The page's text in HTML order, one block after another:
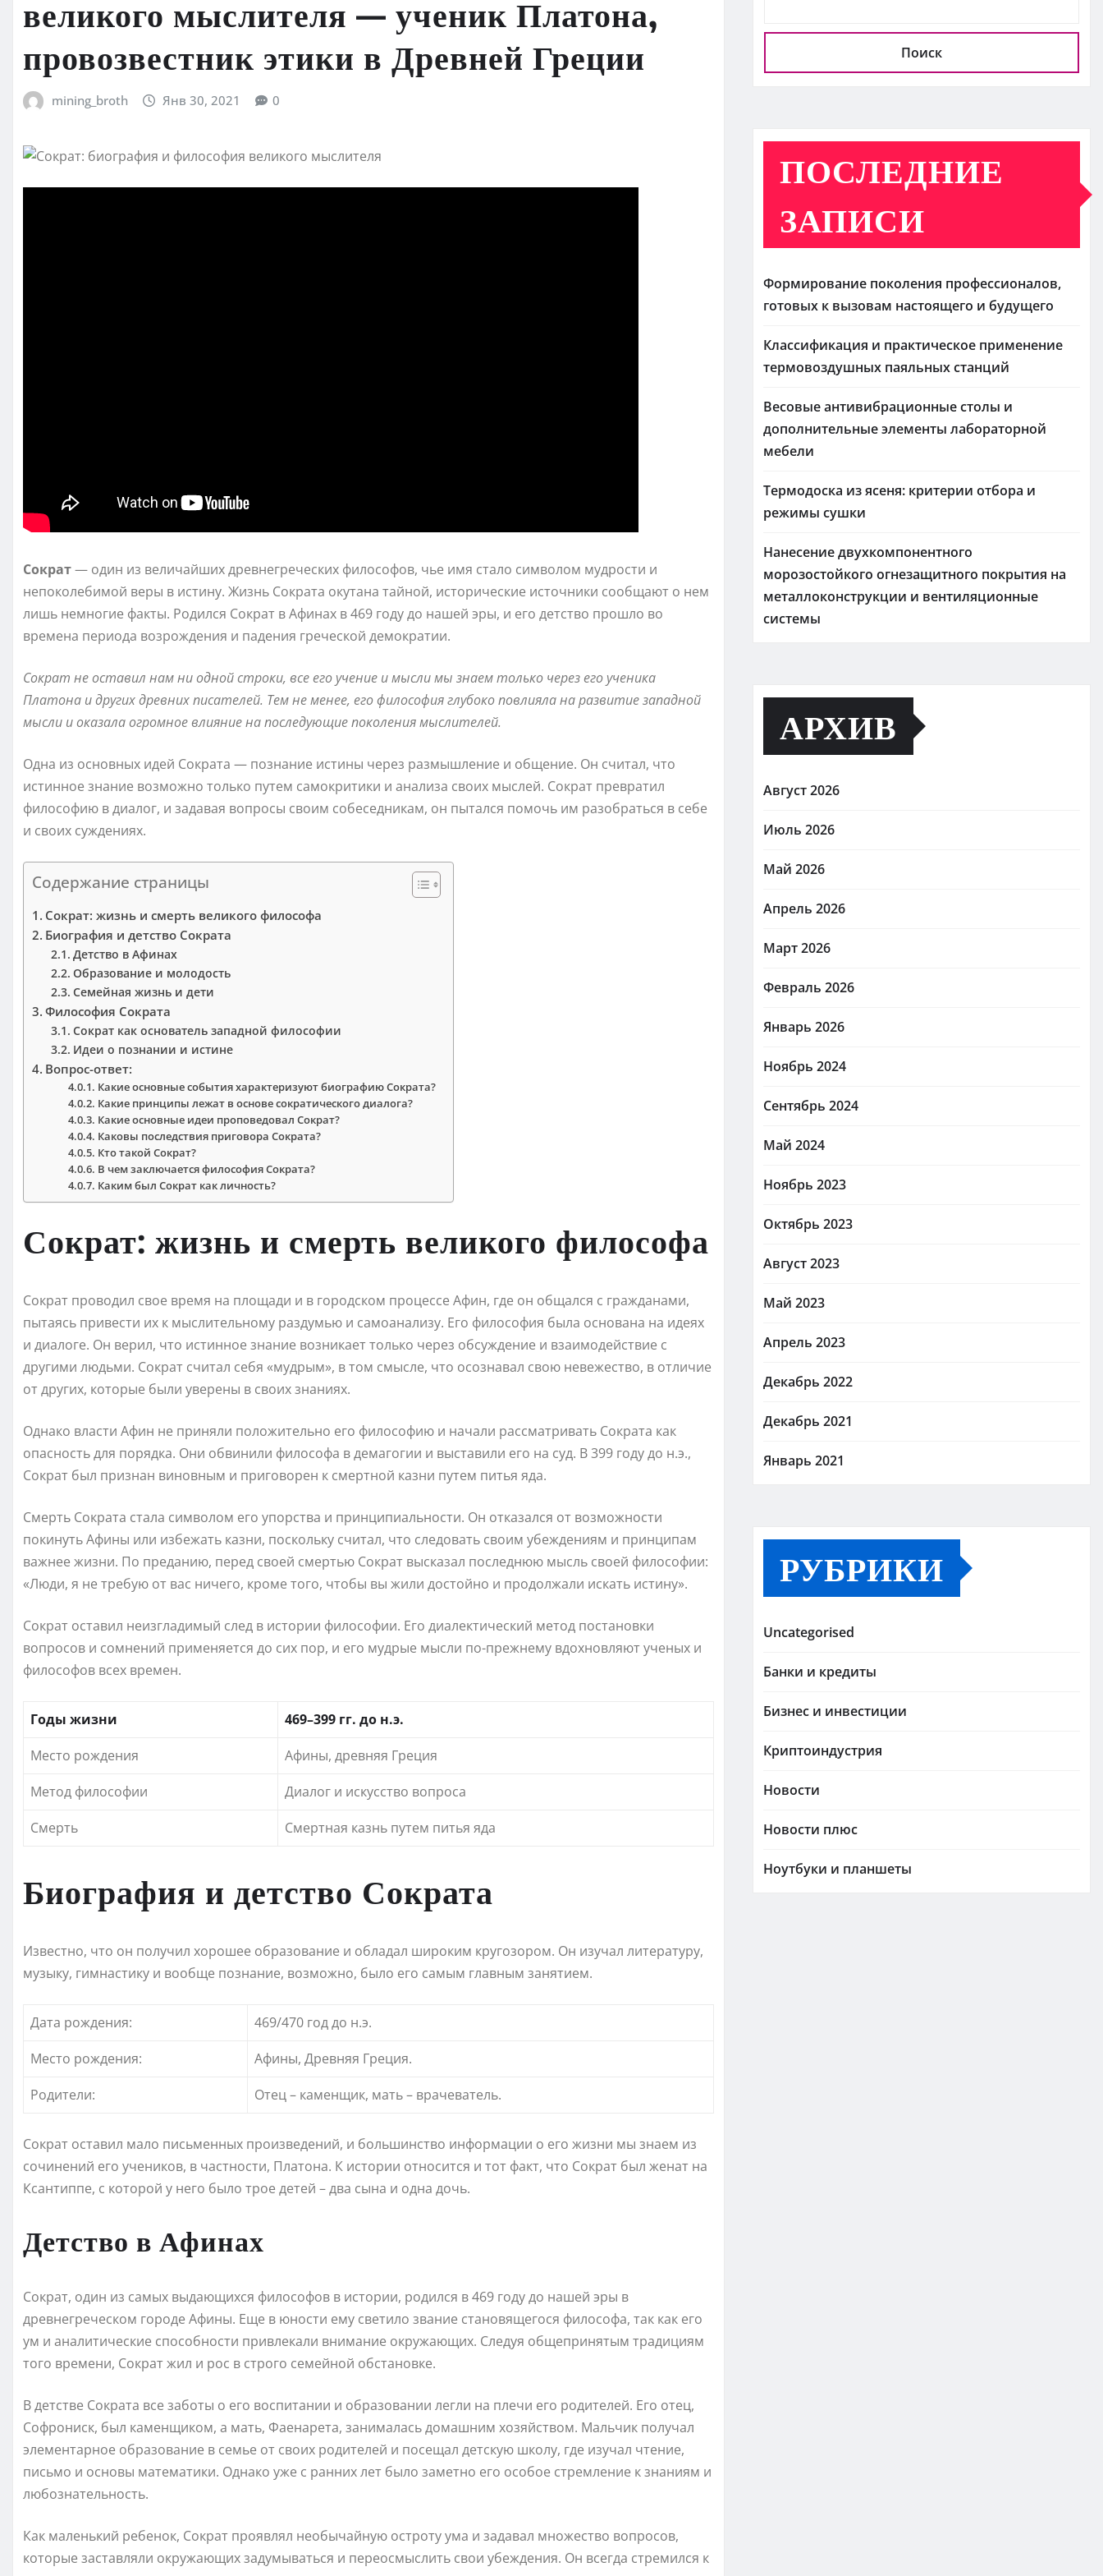
великого мыслителя — ученик Платона,
провозвестник этики в Древней Греции
mining_broth Янв 30, 2021 0
Сократ— один из величайших древнегреческих философов, чье имя стало символом мудрости и
непоколебимой веры в истину. Жизнь Сократа окутана тайной, исторические источники сообщают о нем
лишь немногие факты. Родился Сократ в Афинах в 469 году до нашей эры, и его детство прошло во
времена периода возрождения и падения греческой демократии.
Сократ не оставил нам ни одной строки, все его учение и мысли мы знаем только через его ученика
Платона и других древних писателей. Тем не менее, его философия глубоко повлияла на развитие западной
мысли и оказала огромное влияние на последующие поколения мыслителей.
Одна из основных идей Сократа — познание истины через размышление и общение. Он считал, что
истинное знание возможно только путем самокритики и анализа своих мыслей. Сократ превратил
философию в диалог, и задавая вопросы своим собеседникам, он пытался помочь им разобраться в себе
и своих суждениях.
Содержание страницы
Сократ: жизнь и смерть великого философа
Биография и детство Сократа
Детство в Афинах
Образование и молодость
Семейная жизнь и дети
Философия Сократа
Сократ как основатель западной философии
Идеи о познании и истине
Вопрос-ответ:
Какие основные события характеризуют биографию Сократа?
Какие принципы лежат в основе сократического диалога?
Какие основные идеи проповедовал Сократ?
Каковы последствия приговора Сократа?
Кто такой Сократ?
В чем заключается философия Сократа?
Каким был Сократ как личность?
Сократ: жизнь и смерть великого философа
Сократ проводил свое время на площади и в городском процессе Афин, где он общался с гражданами,
пытаясь привести их к мыслительному раздумью и самоанализу. Его философия была основана на идеях
и диалоге. Он верил, что истинное знание возникает только через обсуждение и взаимодействие с
другими людьми. Сократ считал себя «мудрым», в том смысле, что осознавал свою невежество, в отличие
от других, которые были уверены в своих знаниях.
Однако власти Афин не приняли положительно его философию и начали рассматривать Сократа как
опасность для порядка. Они обвинили философа в демагогии и выставили его на суд. В 399 году до н.э.,
Сократ был признан виновным и приговорен к смертной казни путем питья яда.
Смерть Сократа стала символом его упорства и принципиальности. Он отказался от возможности
покинуть Афины или избежать казни, поскольку считал, что следовать своим убеждениям и принципам
важнее жизни. По преданию, перед своей смертью Сократ высказал последнюю мысль своей философии:
«Люди, я не требую от вас ничего, кроме того, чтобы вы жили достойно и продолжали искать истину».
Сократ оставил неизгладимый след в истории философии. Его диалектический метод постановки
вопросов и сомнений применяется до сих пор, и его мудрые мысли по-прежнему вдохновляют ученых и
философов всех времен.
Годы жизни
469–399 гг. до н.э.
Место рождения
Афины, древняя Греция
Метод философии
Диалог и искусство вопроса
Смерть
Смертная казнь путем питья яда
Биография и детство Сократа
Известно, что он получил хорошее образование и обладал широким кругозором. Он изучал литературу,
музыку, гимнастику и вообще познание, возможно, было его самым главным занятием.
Дата рождения:
469/470 год до н.э.
Место рождения:
Афины, Древняя Греция.
Родители:
Отец – каменщик, мать – врачеватель.
Сократ оставил мало письменных произведений, и большинство информации о его жизни мы знаем из
сочинений его учеников, в частности, Платона. К истории относится и тот факт, что Сократ был женат на
Ксантиппе, с которой у него было трое детей – два сына и одна дочь.
Детство в Афинах
Сократ, один из самых выдающихся философов в истории, родился в 469 году до нашей эры в
древнегреческом городе Афины. Еще в юности ему светило звание становящегося философа, так как его
ум и аналитические способности привлекали внимание окружающих. Следуя общепринятым традициям
того времени, Сократ жил и рос в строго семейной обстановке.
В детстве Сократа все заботы о его воспитании и образовании легли на плечи его родителей. Его отец,
Софрониск, был каменщиком, а мать, Фаенарета, занималась домашним хозяйством. Мальчик получал
элементарное образование в семье от своих родителей и посещал детскую школу, где изучал чтение,
письмо и основы математики. Однако уже с ранних лет было заметно его особое стремление к знаниям и
любознательность.
Как маленький ребенок, Сократ проявлял необычайную остроту ума и задавал множество вопросов,
которые заставляли окружающих задумываться и переосмыслить свои убеждения. Он всегда стремился к
Поиск
ПОСЛЕДНИЕ
ЗАПИСИ
Формирование поколения профессионалов,
готовых к вызовам настоящего и будущего
Классификация и практическое применение
термовоздушных паяльных станций
Весовые антивибрационные столы и
дополнительные элементы лабораторной
мебели
Термодоска из ясеня: критерии отбора и
режимы сушки
Нанесение двухкомпонентного
морозостойкого огнезащитного покрытия на
металлоконструкции и вентиляционные
системы
АРХИВ
Август 2026
Июль 2026
Май 2026
Апрель 2026
Март 2026
Февраль 2026
Январь 2026
Ноябрь 2024
Сентябрь 2024
Май 2024
Ноябрь 2023
Октябрь 2023
Август 2023
Май 2023
Апрель 2023
Декабрь 2022
Декабрь 2021
Январь 2021
РУБРИКИ
Uncategorised
Банки и кредиты
Бизнес и инвестиции
Криптоиндустрия
Новости
Новости плюс
Ноутбуки и планшеты